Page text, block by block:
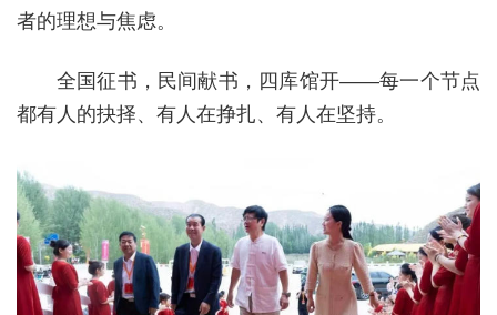
者的理想与焦虑。
全国征书，民间献书，四库馆开——每一个节点
都有人的抉择、有人在挣扎、有人在坚持。